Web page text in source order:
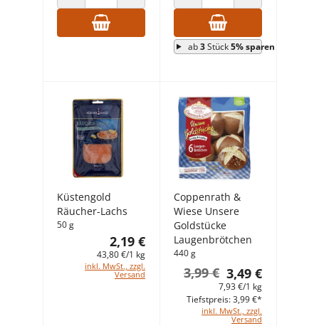
ANZAHL VERRINGERNANZAHL ERHÖHENANZAHL VERRINGERNANZAHL ERHÖHEN
ab3Stück5% sparen
Küstengold
Räucher-Lachs
50 g
2,19 €
43,80 €/1 kg
inkl. MwSt., zzgl.
Versand
Coppenrath &
Wiese Unsere
Goldstücke
Laugenbrötchen
440 g
3,49 €
3,99 €
7,93 €/1 kg
inkl. MwSt., zzgl.
Versand
Tiefstpreis: 3,99 €*